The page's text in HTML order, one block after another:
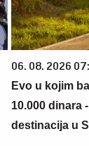
06. 08. 2026
Evo u kojim
10.000 dinara
destinacija u